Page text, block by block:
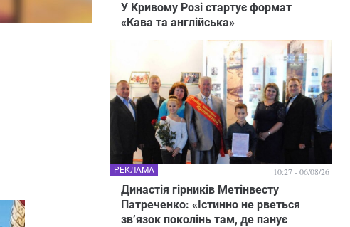
У Кривому Розі стартує формат
«Кава та англійська»
Династія гірників Метінвесту
Патреченко: «Істинно не рветься
зв’язок поколінь там, де панує
РЕКЛАМА 10:27 - 06/08/26